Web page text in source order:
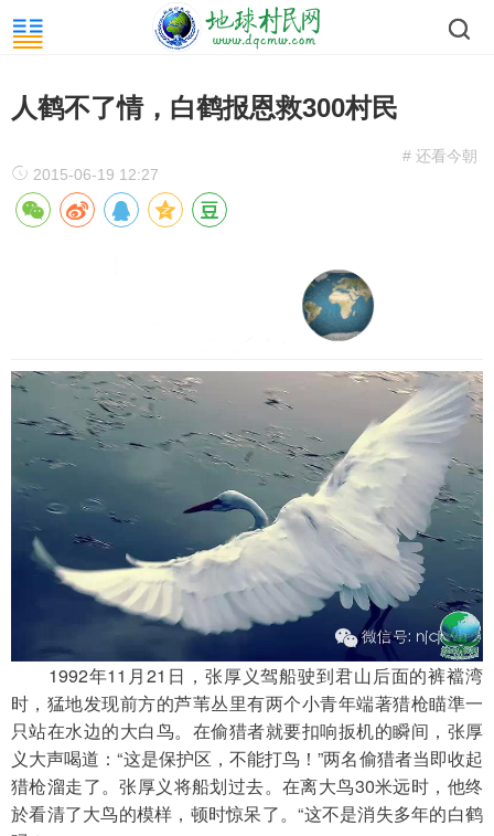
人鹤不了情，白鹤报恩救300村民
# 还看今朝
2015-06-19 12:27
1992年11月21日，张厚义驾船驶到君山后面的裤襠湾
时，猛地发现前方的芦苇丛里有两个小青年端著猎枪瞄準一
只站在水边的大白鸟。在偷猎者就要扣响扳机的瞬间，张厚
义大声喝道：“这是保护区，不能打鸟！”两名偷猎者当即收起
猎枪溜走了。张厚义将船划过去。在离大鸟30米远时，他终
於看清了大鸟的模样，顿时惊呆了。“这不是消失多年的白鹤